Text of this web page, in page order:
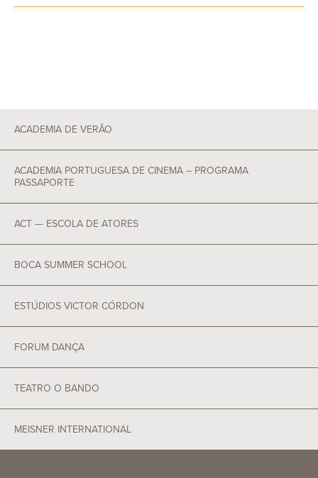
ACADEMIA DE VERÃO
ACADEMIA PORTUGUESA DE CINEMA – PROGRAMA
PASSAPORTE
ACT — ESCOLA DE ATORES
BOCA SUMMER SCHOOL
ESTÚDIOS VICTOR CÓRDON
FORUM DANÇA
TEATRO O BANDO
MEISNER INTERNATIONAL